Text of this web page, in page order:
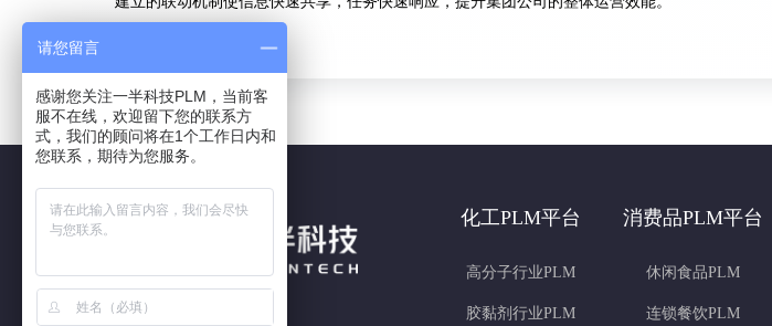
化工PLM平台
高分子行业PLM
胶黏剂行业PLM
消费品PLM平台
休闲食品PLM
连锁餐饮PLM
请您留言
感谢您关注一半科技PLM，当前客
服不在线，欢迎留下您的联系方
式，我们的顾问将在1个工作日内和
您联系，期待为您服务。